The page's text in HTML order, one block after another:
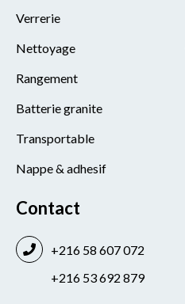
Verrerie
Nettoyage
Rangement
Batterie granite
Transportable
Nappe & adhesif
Contact
+216 58 607 072
+216 53 692 879